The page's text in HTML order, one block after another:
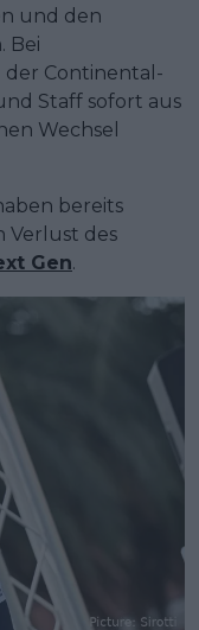
und den
Bei
Continental-
Staff sofort aus
Wechsel
bereits
Verlust des
Gen.